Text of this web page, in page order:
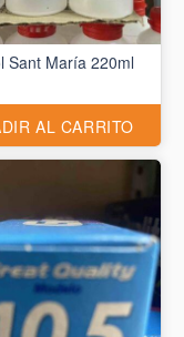
Sant María 220ml
AL CARRITO